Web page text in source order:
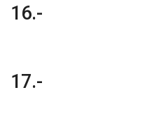
16.-
17.-